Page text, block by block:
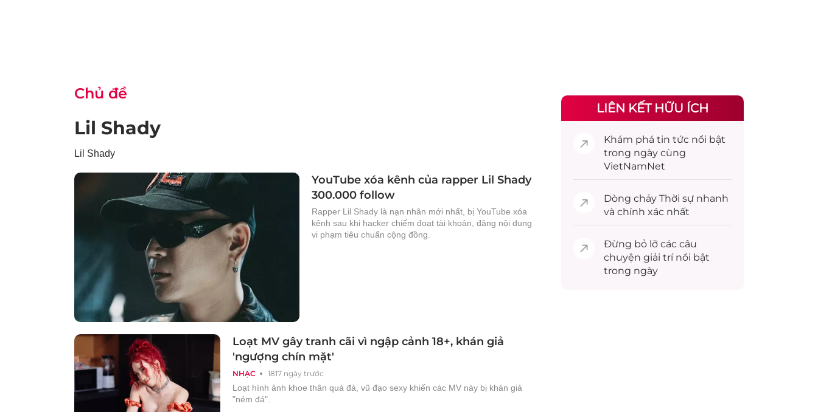
Chủ đề
Lil Shady
Lil Shady
YouTube xóa kênh của rapper Lil Shady
300.000 follow
Rapper Lil Shady là nạn nhân mới nhất, bị YouTube xóa
kênh sau khi hacker chiếm đoạt tài khoản, đăng nội dung
vi phạm tiêu chuẩn cộng đồng.
NHẠC 1817 ngày trước
Loạt MV gây tranh cãi vì ngập cảnh 18+, khán giả
'ngượng chín mặt'
Loạt hình ảnh khoe thân quá đà, vũ đạo sexy khiến các MV này bị khán giả
"ném đá".
LIÊN KẾT HỮU ÍCH
Khám phá tin tức nổi bật
trong ngày cùng
VietNamNet
Dòng chảy Thời sự nhanh
và chính xác nhất
Đừng bỏ lỡ các câu
chuyện giải trínổi bật
trong ngày